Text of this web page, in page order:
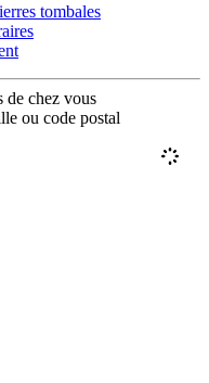
tombales
de chez vous
ou code postal